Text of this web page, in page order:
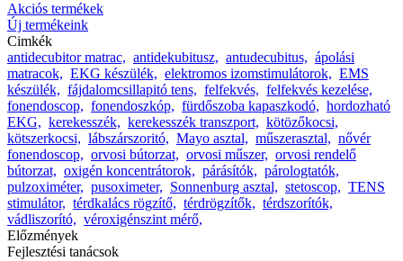
Akciós termékek
Új termékeink
Cimkék
antidecubitor matrac, antidekubitusz, antudecubitus, ápolási
matracok, EKG készülék, elektromos izomstimulátorok, EMS
készülék, fájdalomcsillapitó tens, felfekvés, felfekvés kezelése,
fonendoscop, fonendoszkóp, fürdőszoba kapaszkodó, hordozható
EKG, kerekesszék, kerekesszék transzport, kötözőkocsi,
kötszerkocsi, lábszárszoritó, Mayo asztal, műszerasztal, nővér
fonendoscop, orvosi bútorzat, orvosi műszer, orvosi rendelő
bútorzat, oxigén koncentrátorok, párásítók, párologtatók,
pulzoximéter, pusoximeter, Sonnenburg asztal, stetoscop, TENS
stimulátor, térdkalács rögzítő, térdrögzítők, térdszorítók,
vádliszorító, véroxigénszint mérő,
Előzmények
Fejlesztési tanácsok